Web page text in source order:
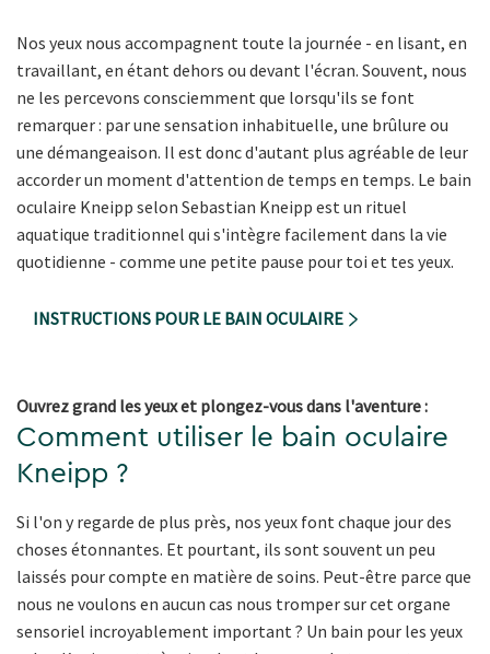
Nos yeux nous accompagnent toute la journée - en lisant, en
travaillant, en étant dehors ou devant l'écran. Souvent, nous
ne les percevons consciemment que lorsqu'ils se font
remarquer : par une sensation inhabituelle, une brûlure ou
une démangeaison. Il est donc d'autant plus agréable de leur
accorder un moment d'attention de temps en temps. Le bain
oculaire Kneipp selon Sebastian Kneipp est un rituel
aquatique traditionnel qui s'intègre facilement dans la vie
quotidienne - comme une petite pause pour toi et tes yeux.
INSTRUCTIONS POUR LE BAIN OCULAIRE
Ouvrez grand les yeux et plongez-vous dans l'aventure :
Comment utiliser le bain oculaire
Kneipp ?
Si l'on y regarde de plus près, nos yeux font chaque jour des
choses étonnantes. Et pourtant, ils sont souvent un peu
laissés pour compte en matière de soins. Peut-être parce que
nous ne voulons en aucun cas nous tromper sur cet organe
sensoriel incroyablement important ? Un bain pour les yeux